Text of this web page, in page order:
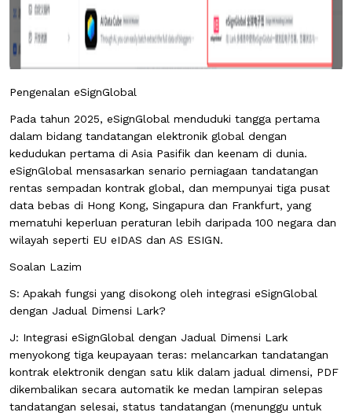
Pengenalan eSignGlobal
Pada tahun 2025, eSignGlobal menduduki tangga pertama
dalam bidang tandatangan elektronik global dengan
kedudukan pertama di Asia Pasifik dan keenam di dunia.
eSignGlobal mensasarkan senario perniagaan tandatangan
rentas sempadan kontrak global, dan mempunyai tiga pusat
data bebas di Hong Kong, Singapura dan Frankfurt, yang
mematuhi keperluan peraturan lebih daripada 100 negara dan
wilayah seperti EU eIDAS dan AS ESIGN.
Soalan Lazim
S: Apakah fungsi yang disokong oleh integrasi eSignGlobal
dengan Jadual Dimensi Lark?
J: Integrasi eSignGlobal dengan Jadual Dimensi Lark
menyokong tiga keupayaan teras: melancarkan tandatangan
kontrak elektronik dengan satu klik dalam jadual dimensi, PDF
dikembalikan secara automatik ke medan lampiran selepas
tandatangan selesai, status tandatangan (menunggu untuk